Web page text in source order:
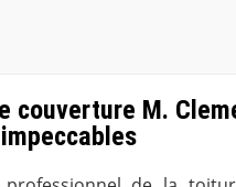
couverture M.